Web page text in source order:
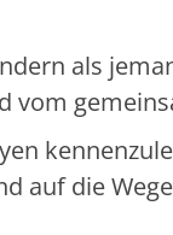
als
vom
auf die